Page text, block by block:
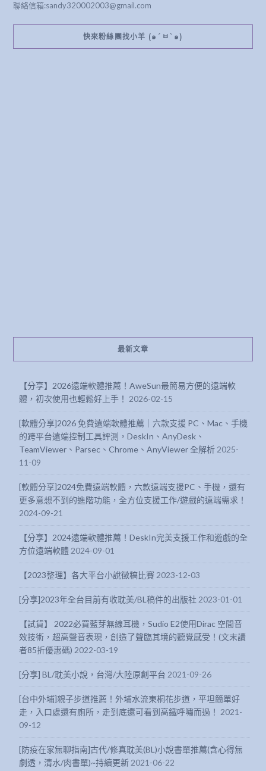
聯絡信箱:sandy320002003@gmail.com
快來粉絲團找小羊 (๑´ㅂ`๑)
最新文章
【分享】2026遠端軟體推薦！AweSun最簡易方便的遠端軟
體，初次使用也輕鬆好上手！ 2026-02-15
[軟體分享]2026 免費遠端軟體推薦｜六款支援 PC、Mac、手機
的跨平台遠端控制工具評測，DeskIn、AnyDesk、
TeamViewer、Parsec、Chrome、AnyViewer 全解析 2025-
11-09
[軟體分享]2024免費遠端軟體，六款遠端支援PC、手機，還有
更多意想不到的進階功能，全方位支援工作/遊戲的遠端需求！
2024-09-21
【分享】2024遠端軟體推薦！DeskIn完美支援工作和遊戲的全
方位遠端軟體 2024-09-01
【2023整理】各大平台小說徵稿比賽 2023-12-03
[分享]2023年全台目前有收耽美/BL稿件的出版社 2023-01-01
【試貨】 2022必買藍芽無線耳機，Sudio E2使用Dirac 空間音
效技術，超高聲音表現，創造了聲臨其境的聽覺感受！(文末讀
者85折優惠碼) 2022-03-19
[分享] BL/耽美小說，台灣/大陸原創平台 2021-09-26
[台中外埔]親子步道推薦！外埔水流東桐花步道，平坦簡單好
走，入口處還有廁所，走到底還可看到高鐵呼嘯而過！ 2021-
09-12
[防疫在家無聊指南]古代/修真耽美(BL)小說書單推薦(含心得無
劇透，清水/肉書單)~持續更新 2021-06-22